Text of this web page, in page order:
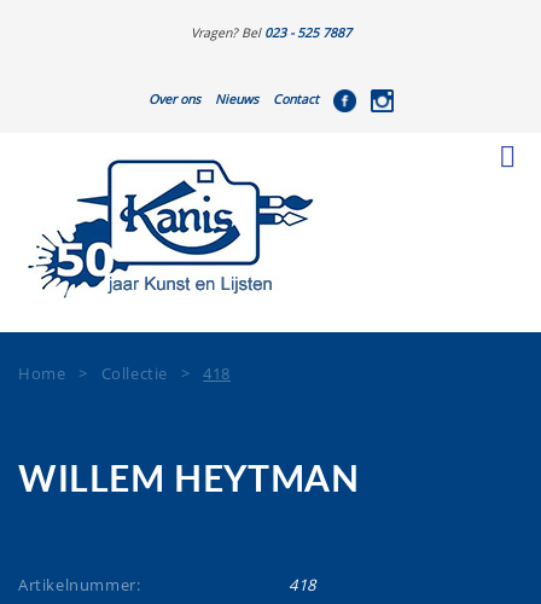
Vragen? Bel 023 - 525 7887
Over ons Nieuws Contact
Home > Collectie >418
WILLEM HEYTMAN
Artikelnummer:
418